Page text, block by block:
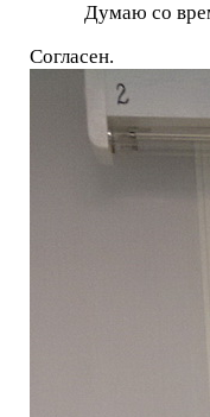
Думаю со
Согласен.